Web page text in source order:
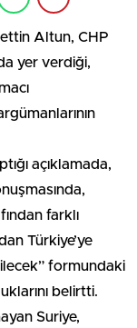
Altun, CHP
yer verdiği,
açıklamada,
farklı
Türkiye’ye
formundaki
belirtti.
Suriye,